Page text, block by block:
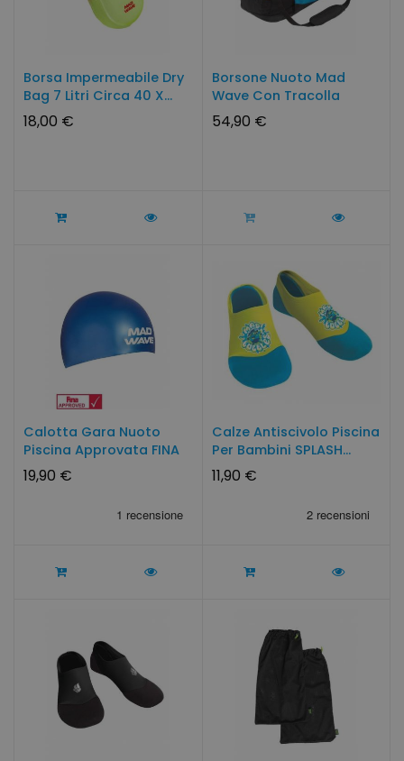
Borsa Impermeabile Dry
Bag 7 Litri Circa 40 X...
18,00 €
Borsone Nuoto Mad
Wave Con Tracolla
54,90 €
Calotta Gara Nuoto
Piscina Approvata FINA
19,90 €
Calze Antiscivolo Piscina
Per Bambini SPLASH...
11,90 €